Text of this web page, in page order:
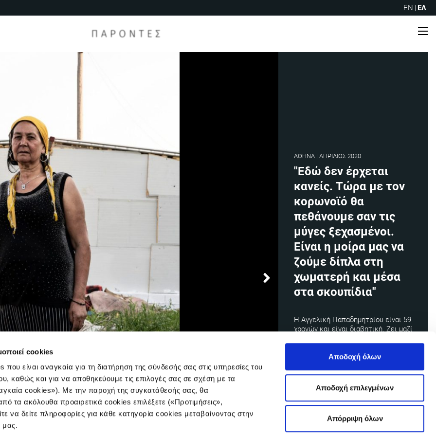
cookies
είναι αναγκαία για τη διατήρηση της σύνδεσής σας στις υπηρεσίες του
καθώς και για να αποθηκεύουμε τις επιλογές σας σε σχέση με τα
cookies»). Με την παροχή της συγκατάθεσής σας, θα
τα ακόλουθα προαιρετικά cookies επιλέξετε («Προτιμήσεις»,
να δείτε πληροφορίες για κάθε κατηγορία cookies μεταβαίνοντας στην
μας.
Αποδοχή όλων
Αποδοχή επιλεγμένων
Απόρριψη όλων
EN | ΕΛ
ΑΘΗΝΑ | ΑΠΡΙΛΙΟΣ 2020
"Εδώ δεν έρχεται
κανείς. Τώρα με τον
κορωνοϊό θα
πεθάνουμε σαν τις
μύγες ξεχασμένοι.
Είναι η μοίρα μας να
ζούμε δίπλα στη
χωματερή και μέσα
στα σκουπίδια"
Η Αγγελική Παπαδημητρίου είναι 59
χρονών και είναι διαβητική. Ζει μαζί
Ρομάτης Νέας Ζωής
απαγόρευσης κυκλοφορίας κανείς
τους δεν μπορεί να πάει για δουλειά
και αντιμετωπίζουν σοβαρό
πρόβλημα επιβίωσης.